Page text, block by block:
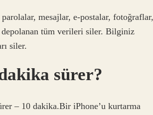
mesajlar, e-postalar, fotoğraflar,
depolanan tüm verileri siler. Bilginiz
siler.
sürer?
– 10 dakika.Bir iPhone’u kurtarma